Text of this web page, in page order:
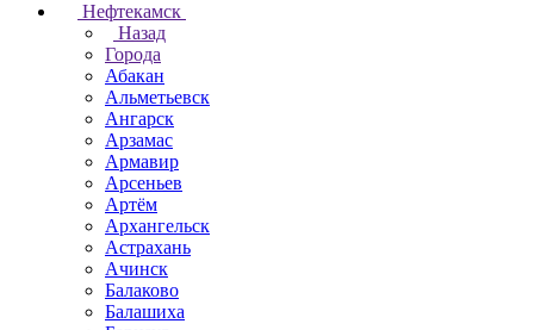
Нефтекамск
Назад
Города
Абакан
Альметьевск
Ангарск
Арзамас
Армавир
Арсеньев
Артём
Архангельск
Астрахань
Ачинск
Балаково
Балашиха